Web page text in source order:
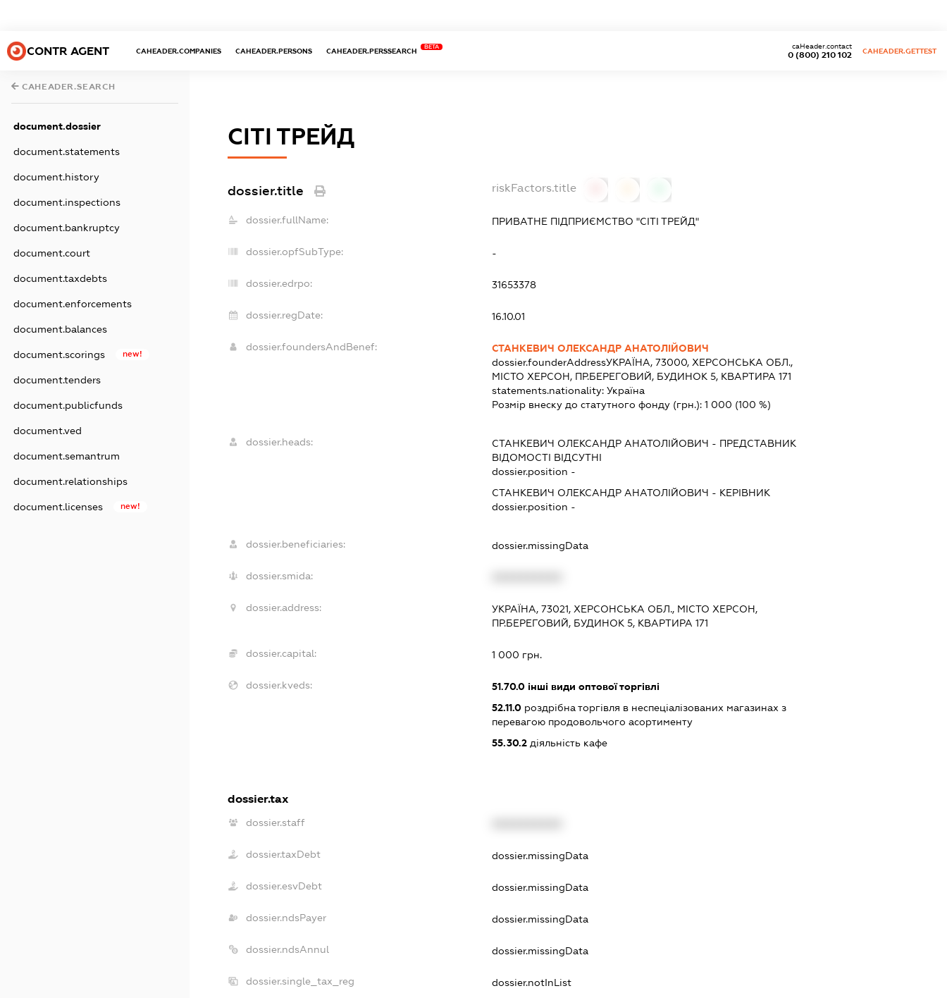
CONTR AGENT CAHEADER.COMPANIES CAHEADER.PERSONS CAHEADER.PERSSEARCH
BETA
0 (800) 210 102
caHeader.contact
CAHEADER.GETTEST
CAHEADER.SEARCH
document.dossier
document.statements
document.history
document.inspections
document.bankruptcy
document.court
document.taxdebts
document.enforcements
document.balances
document.scorings new!
document.tenders
document.publicfunds
document.ved
document.semantrum
document.relationships
document.licenses new!
СІТІ ТРЕЙД
dossier.title riskFactors.title
dossier.fullName: ПРИВАТНЕ ПІДПРИЄМСТВО "СІТІ ТРЕЙД"
dossier.opfSubType: -
dossier.edrpo: 31653378
dossier.regDate: 16.10.01
dossier.foundersAndBenef:
СТАНКЕВИЧ ОЛЕКСАНДР АНАТОЛІЙОВИЧ
dossier.founderAddressУКРАЇНА, 73000, ХЕРСОНСЬКА ОБЛ.,
МІСТО ХЕРСОН, ПР.БЕРЕГОВИЙ, БУДИНОК 5, КВАРТИРА 171
statements.nationality: Україна
Розмір внеску до статутного фонду (грн.): 1 000 (100 %)
dossier.heads: СТАНКЕВИЧ ОЛЕКСАНДР АНАТОЛІЙОВИЧ - ПРЕДСТАВНИК
ВІДОМОСТІ ВІДСУТНІ
dossier.position -
СТАНКЕВИЧ ОЛЕКСАНДР АНАТОЛІЙОВИЧ - КЕРІВНИК
dossier.position -
dossier.beneficiaries: dossier.missingData
dossier.smida:
dossier.address:
УКРАЇНА, 73021, ХЕРСОНСЬКА ОБЛ., МІСТО ХЕРСОН,
ПР.БЕРЕГОВИЙ, БУДИНОК 5, КВАРТИРА 171
dossier.capital: 1 000 грн.
dossier.kveds: 51.70.0інші види оптової торгівлі
52.11.0роздрібна торгівля в неспеціалізованих магазинах з
перевагою продовольчого асортименту
55.30.2діяльність кафе
dossier.tax
dossier.staff
dossier.taxDebt dossier.missingData
dossier.esvDebt dossier.missingData
dossier.ndsPayer dossier.missingData
dossier.ndsAnnul dossier.missingData
dossier.single_tax_reg dossier.notInList